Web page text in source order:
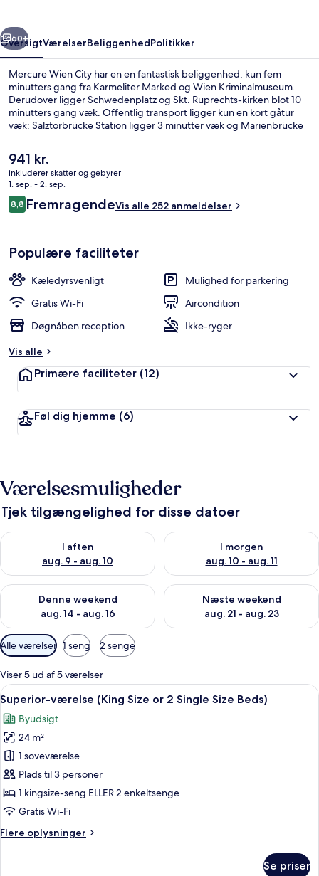
Næste
60+
OversigtVærelserBeliggenhedPolitikker
Mercure Wien City har en en fantastisk beliggenhed, kun fem
minutters gang fra Karmeliter Marked og Wien Kriminalmuseum.
Derudover ligger Schwedenplatz og Skt. Ruprechts-kirken blot 10
minutters gang væk. Offentlig transport ligger kun en kort gåtur
væk: Salztorbrücke Station ligger 3 minutter væk og Marienbrücke
Den
nuværende
pris
er
941 kr.
941 kr.
inkluderer skatter og gebyrer
1. sep. - 2. sep.
Anmeldelser
8,88,8 ud af 10.
FremragendeVis alle 252 anmeldelser
Populære faciliteter
Kæledyrsvenligt
Mulighed for parkering
Gratis Wi-Fi
Aircondition
Døgnåben reception
Ikke-ryger
Vis alle
Primære faciliteter (12)
Føl dig hjemme (6)
Værelsesmuligheder
Tjek tilgængelighed for disse datoer
I aften
aug. 9 - aug. 10
Tjek tilgængelighed for i aften aug. 9 - aug. 10
I morgen
aug. 10 - aug. 11
Tjek tilgængelighed for i
Denne weekend
aug. 14 - aug. 16
Tjek tilgængelighed for denne weekend aug. 14 - aug. 16
Næste weekend
aug. 21 - aug. 23
Tjek tilgængelighed for næste
Tilgængelige
filtre
for
værelser
Alle værelser 1 seng 2 senge
Viser 5 ud af 5 værelser
Indlæs
alle
billeder
af
Superior-
værelse
(King
Size
2
Et hotelværelse med en stor seng,
12
Superior-værelse (King Size or 2 Single Size Beds)
Byudsigt
24 m²
1 soveværelse
Plads til 3 personer
1 kingsize-seng ELLER 2 enkeltsenge
Gratis Wi-Fi
Flere oplysninger
Flere
Se priser